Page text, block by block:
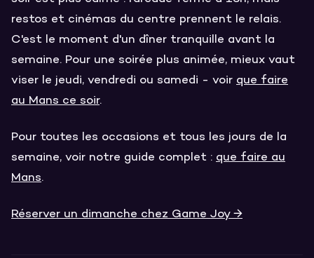
restos et cinémas du centre prennent le relais.
C'est le moment d'un dîner tranquille avant la
semaine. Pour une soirée plus animée, mieux vaut
viser le jeudi, vendredi ou samedi - voir que faire
au Mans ce soir.
Pour toutes les occasions et tous les jours de la
semaine, voir notre guide complet : que faire au
Mans.
Réserver un dimanche chez Game Joy →